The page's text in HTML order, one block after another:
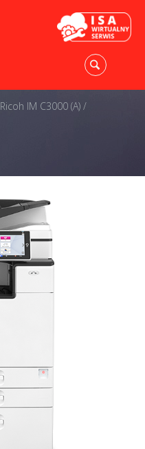
Ricoh IM C3000 (A) /